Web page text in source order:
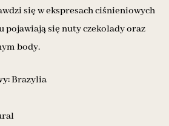
się w ekspresach ciśnieniowych
pojawiają się nuty czekolady oraz
body.
Brazylia